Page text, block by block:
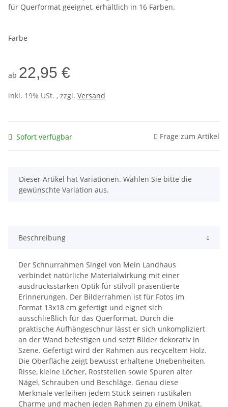
für Querformat geeignet, erhältlich in 16 Farben.
Farbe
ab 22,95 €
inkl. 19% USt. , zzgl. Versand
Sofort verfügbar Frage zum Artikel
x
Dieser Artikel hat Variationen. Wählen Sie bitte die
gewünschte Variation aus.
Beschreibung
Der Schnurrahmen Singel von Mein Landhaus
verbindet natürliche Materialwirkung mit einer
ausdrucksstarken Optik für stilvoll präsentierte
Erinnerungen. Der Bilderrahmen ist für Fotos im
Format 13x18 cm gefertigt und eignet sich
ausschließlich für das Querformat. Durch die
praktische Aufhängeschnur lässt er sich unkompliziert
an der Wand befestigen und setzt Bilder dekorativ in
Szene. Gefertigt wird der Rahmen aus recyceltem Holz.
Die Oberfläche zeigt bewusst erhaltene Unebenheiten,
Risse, kleine Löcher, Roststellen sowie Spuren alter
Nägel, Schrauben und Beschläge. Genau diese
Merkmale verleihen jedem Stück seinen rustikalen
Charme und machen jeden Rahmen zu einem Unikat.